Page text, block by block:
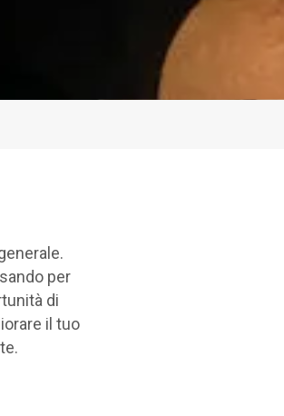
per
di
il tuo